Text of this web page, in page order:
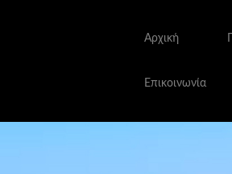
Αρχική
Επικοινωνία